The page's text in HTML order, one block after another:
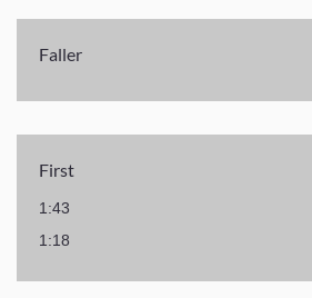
Faller
First
1:43
1:18